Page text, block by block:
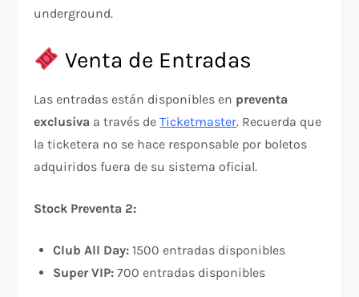
underground.
Venta de Entradas
Las entradas están disponibles en preventa
exclusiva a través deTicketmaster. Recuerda que
la ticketera no se hace responsable por boletos
adquiridos fuera de su sistema oficial.
Stock Preventa 2:
Club All Day: 1500 entradas disponibles
Super VIP: 700 entradas disponibles